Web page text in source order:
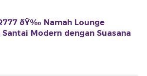
ðŸ‰ Namah Lounge
Santai Modern dengan Suasana